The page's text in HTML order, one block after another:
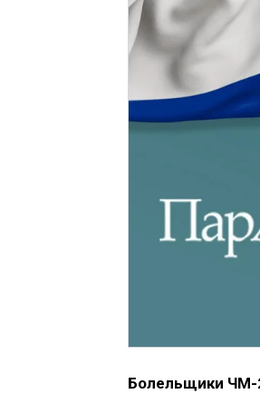
Болельщики ЧМ-